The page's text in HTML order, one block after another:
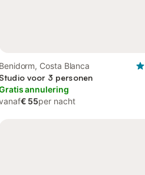
Benidorm, Costa Blanca
Studio voor 3 personen
annulering
€ 55per nacht